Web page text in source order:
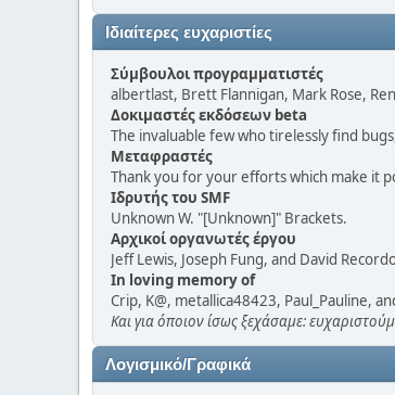
Ιδιαίτερες ευχαριστίες
Σύμβουλοι προγραμματιστές
albertlast, Brett Flannigan, Mark Rose,
Δοκιμαστές εκδόσεων beta
The invaluable few who tirelessly find
Μεταφραστές
Thank you for your efforts which make it
Ιδρυτής του SMF
Unknown W. "[Unknown]" Brackets.
Αρχικοί οργανωτές έργου
Jeff Lewis, Joseph Fung, and David
In loving memory of
Crip, K@, metallica48423, Paul_Pauline,
Και για όποιον ίσως ξεχάσαμε:
Λογισμικό/Γραφικά